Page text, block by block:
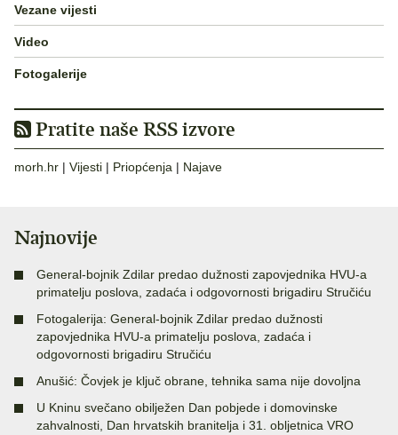
Vezane vijesti
Video
Fotogalerije
Pratite naše RSS izvore
morh.hr | Vijesti | Priopćenja | Najave
Najnovije
General-bojnik Zdilar predao dužnosti zapovjednika HVU-a
primatelju poslova, zadaća i odgovornosti brigadiru Stručiću
Fotogalerija: General-bojnik Zdilar predao dužnosti
zapovjednika HVU-a primatelju poslova, zadaća i
odgovornosti brigadiru Stručiću
Anušić: Čovjek je ključ obrane, tehnika sama nije dovoljna
U Kninu svečano obilježen Dan pobjede i domovinske
zahvalnosti, Dan hrvatskih branitelja i 31. obljetnica VRO